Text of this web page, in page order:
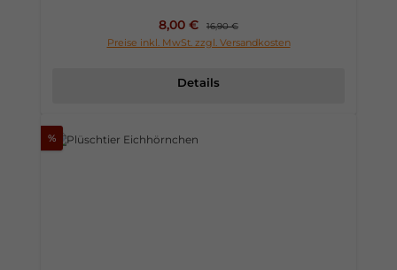
Verkaufspreis:
8,00 € Regulärer Preis:
16,90 €
Preise inkl. MwSt. zzgl. Versandkosten
Details
%